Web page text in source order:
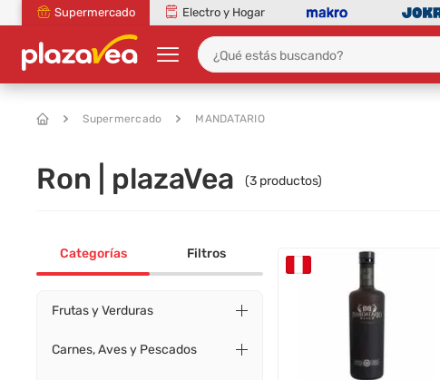
Supermercado Electro y Hogar
Supermercado MANDATARIO
Ron | plazaVea (3 productos)
Categorías Filtros
Frutas y Verduras
Carnes, Aves y Pescados